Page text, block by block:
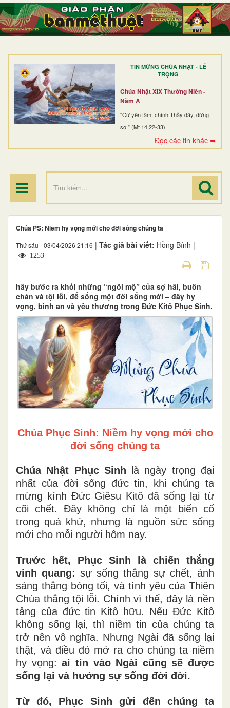
TIN MỪNG CHÚA NHẬT - LỄ
TRỌNG
Chúa Nhật XIX Thường Niên -
Năm A
“Cứ yên tâm, chính Thầy đây, đừng
sợ!” (Mt 14,22-33)
Đọc các tin khác ➥
TRANG NHẤT
GIỚI THIỆU
DÒNG TU
BAN MỤC VỤ
ĐOÀN THỂ CG
ĐIỂM HÀNH HƯƠNG
Chúa PS: Niềm hy vọng mới cho đời sống chúng ta
Thứ sáu - 03/04/2026 21:16 | Tác giả bài viết: Hồng Bính |
1253
hãy bước ra khỏi những “ngôi mộ” của sợ hãi, buồn
chán và tội lỗi, để sống một đời sống mới – đầy hy
vọng, bình an và yêu thương trong Đức Kitô Phục Sinh.
Chúa Phục Sinh: Niềm hy vọng mới cho
đời sống chúng ta
Chúa Nhật Phục Sinh là ngày trọng đại
nhất của đời sống đức tin, khi chúng ta
mừng kính Đức Giêsu Kitô đã sống lại từ
cõi chết. Đây không chỉ là một biến cố
trong quá khứ, nhưng là nguồn sức sống
mới cho mỗi người hôm nay.
Trước hết, Phục Sinh là chiến thắng
vinh quang: sự sống thắng sự chết, ánh
sáng thắng bóng tối, và tình yêu của Thiên
Chúa thắng tội lỗi. Chính vì thế, đây là nền
tảng của đức tin Kitô hữu. Nếu Đức Kitô
không sống lại, thì niềm tin của chúng ta
trở nên vô nghĩa. Nhưng Ngài đã sống lại
thật, và điều đó mở ra cho chúng ta niềm
hy vọng:ai tin vào Ngài cũng sẽ được
sống lại và hưởng sự sống đời đời.
Từ đó, Phục Sinh gửi đến chúng ta